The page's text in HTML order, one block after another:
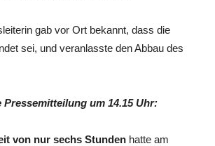
gab vor Ort bekannt, dass die
sei, und veranlasste den Abbau des
Pressemitteilung um 14.15 Uhr:
von nur sechs Stunden hatte am